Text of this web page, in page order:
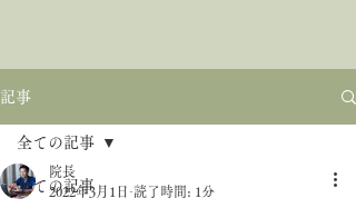
記事
全ての記事
全ての記事
院長
2022年3月1日 読了時間: 1分